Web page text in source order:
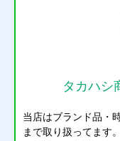
タカハ
当店はブランド品・
まで取り扱ってます。